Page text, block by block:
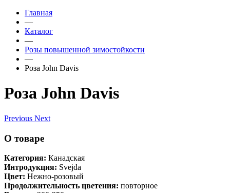
Главная
—
Каталог
—
Розы повышенной зимостойкости
—
Роза John Davis
Роза John Davis
Previous Next
О товаре
Категория: Канадская
Интродукция: Svejda
Цвет: Нежно-розовый
Продолжительность цветения: повторное